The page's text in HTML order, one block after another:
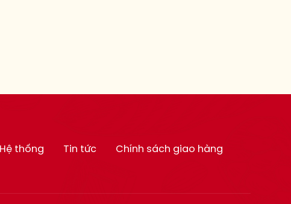
Hệ thống Tin tức
Chính sách giao hàng